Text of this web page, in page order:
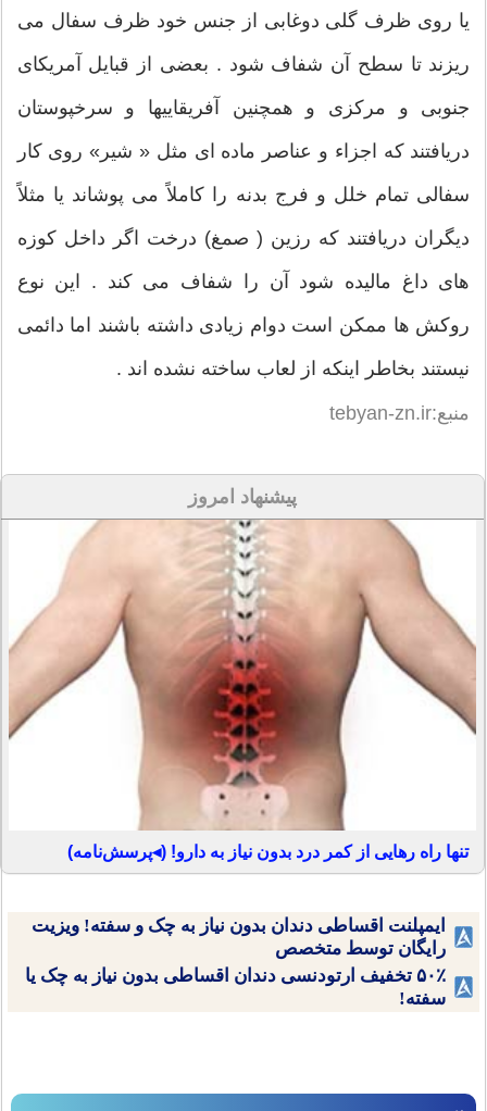
یا روی ظرف گلی دوغابی از جنس خود ظرف سفال می
ریزند تا سطح آن شفاف شود . بعضی از قبایل آمریکای
جنوبی و مرکزی و همچنین آفریقاییها و سرخپوستان
دریافتند که اجزاء و عناصر ماده ای مثل « شیر» روی کار
سفالی تمام خلل و فرج بدنه را کاملاً می پوشاند یا مثلاً
دیگران دریافتند که رزین ( صمغ) درخت اگر داخل کوزه
های داغ مالیده شود آن را شفاف می کند . این نوع
روکش ها ممکن است دوام زیادی داشته باشند اما دائمی
نیستند بخاطر اینکه از لعاب ساخته نشده اند .
منبع:tebyan-zn.ir
پیشنهاد امروز
تنها راه رهایی از کمر درد بدون نیاز به دارو! (◂پرسش‌نامه)
ایمپلنت اقساطی دندان بدون نیاز به چک و سفته! ویزیت
رایگان توسط متخصص
۵۰٪ تخفیف ارتودنسی دندان اقساطی بدون نیاز به چک یا
سفته!